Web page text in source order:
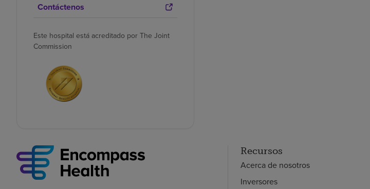
Contáctenos
Este hospital está acreditado por The Joint
Commission
Recursos
Acerca de nosotros
Inversores